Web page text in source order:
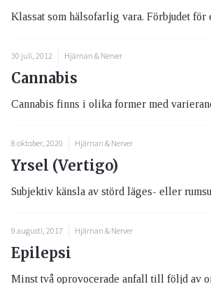
30 juli, 2012 Hjärnan & Nerver
Cannabis
8 oktober, 2020 Hjärnan & Nerver
Yrsel (Vertigo)
9 augusti, 2017 Hjärnan & Nerver
Epilepsi